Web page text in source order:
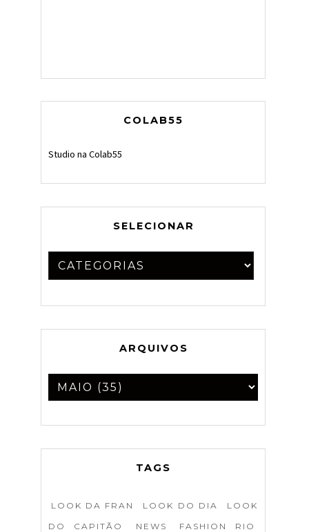
COLAB55
Studio na Colab55
SELECIONAR
ARQUIVOS
TAGS
LOOK DA FRAN LOOK DO DIA
LOOK
DO CAPITÃO
NEWS
FASHION RIO